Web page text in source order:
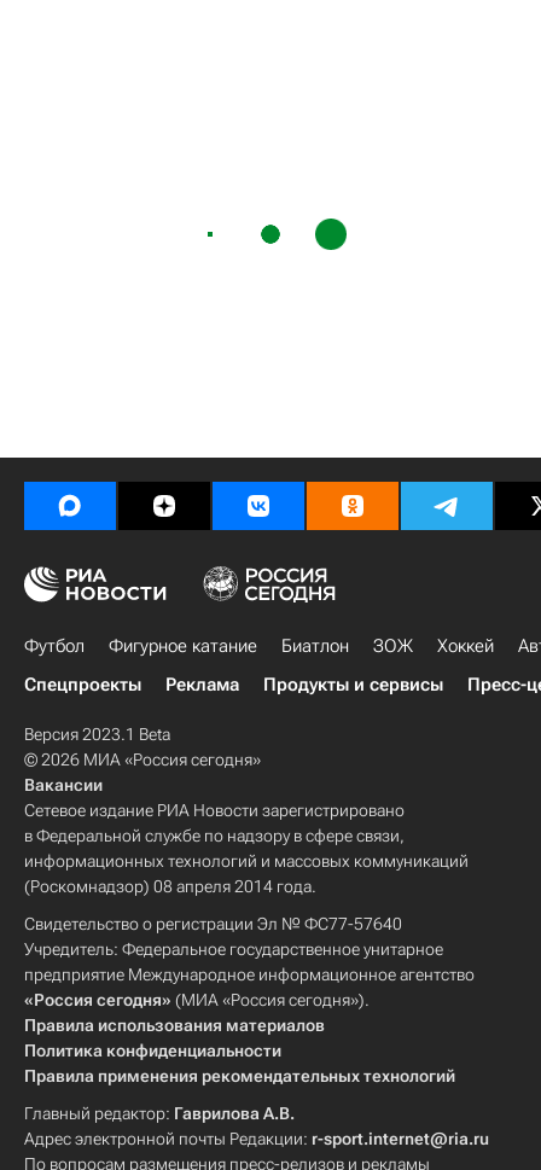
Футбол Фигурное катание Биатлон ЗОЖ Хоккей
Спецпроекты
Реклама Продукты и сервисы Пресс-
Версия 2023.1 Beta
© 2026 МИА «Россия сегодня»
Вакансии
Сетевое издание РИА Новости зарегистрировано
в Федеральной службе по надзору в сфере связи,
информационных технологий и массовых коммуникаций
(Роскомнадзор) 08 апреля 2014 года.
Свидетельство о регистрации Эл № ФС77-57640
Учредитель: Федеральное государственное унитарное
предприятие Международное информационное агентство
«Россия сегодня» (МИА «Россия сегодня»).
Правила использования материалов
Политика конфиденциальности
Правила применения рекомендательных технологий
Главный редактор: Гаврилова А.В.
Адрес электронной почты Редакции: r-sport.internet@ria.ru
По вопросам размещения пресс-релизов и рекламы